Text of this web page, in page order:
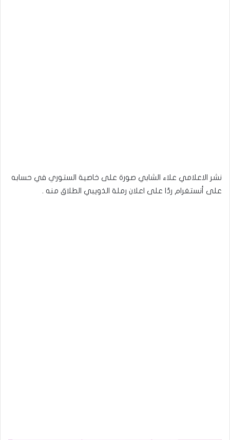
نشر الاعلامي علاء الشابي صورة على خاصية الستوري في حسابه
على أنستغرام ردّا على اعلان رملة الذويبي الطلاق منه .